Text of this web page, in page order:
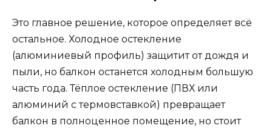
Это главное решение, которое определяет всё
остальное. Холодное остекление
(алюминиевый профиль) защитит от дождя и
пыли, но балкон останется холодным большую
часть года. Тёплое остекление (ПВХ или
алюминий с термовставкой) превращает
балкон в полноценное помещение, но стоит